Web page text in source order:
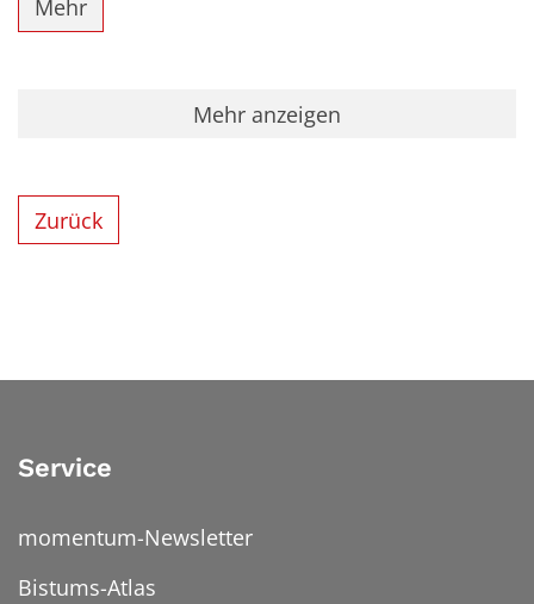
Mehr
Mehr anzeigen
Zurück
Service
momentum-Newsletter
Bistums-Atlas